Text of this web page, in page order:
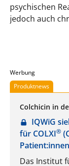
psychischen
jedoch auch
Reinhard
Werbung
Produktnews
Colchicin in
IQWiG
für COLXI®
Das Institut